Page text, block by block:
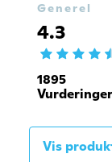
Generel
4.3
1895
Vurderinger
Vis